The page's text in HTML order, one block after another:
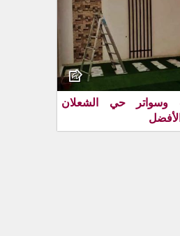
وسواتر حي الشعلان